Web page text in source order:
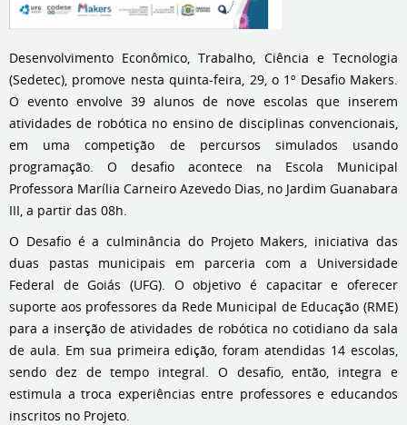
Desenvolvimento Econômico, Trabalho, Ciência e Tecnologia
(Sedetec), promove nesta quinta-feira, 29, o 1º Desafio Makers.
O evento envolve 39 alunos de nove escolas que inserem
atividades de robótica no ensino de disciplinas convencionais,
em uma competição de percursos simulados usando
programação. O desafio acontece na Escola Municipal
Professora Marília Carneiro Azevedo Dias, no Jardim Guanabara
III, a partir das 08h.
O Desafio é a culminância do Projeto Makers, iniciativa das
duas pastas municipais em parceria com a Universidade
Federal de Goiás (UFG). O objetivo é capacitar e oferecer
suporte aos professores da Rede Municipal de Educação (RME)
para a inserção de atividades de robótica no cotidiano da sala
de aula. Em sua primeira edição, foram atendidas 14 escolas,
sendo dez de tempo integral. O desafio, então, integra e
estimula a troca experiências entre professores e educandos
inscritos no Projeto.